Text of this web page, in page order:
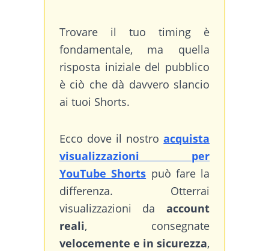
Trovare il tuo timing è
fondamentale, ma quella
risposta iniziale del pubblico
è ciò che dà davvero slancio
ai tuoi Shorts.
Ecco dove il nostroacquista
visualizzazioni per
YouTube Shorts può fare la
differenza. Otterrai
visualizzazioni daaccount
reali, consegnate
velocemente e in sicurezza,